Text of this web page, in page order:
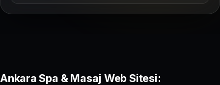
Ankara Spa & Masaj Web Sitesi: